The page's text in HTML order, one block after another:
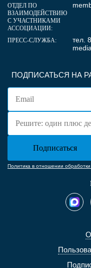
ПОДПИСАТЬСЯ НА
Политика в отношении
ОТДЕЛ ПО
ВЗАИМОДЕЙСТВИЮ
С УЧАСТНИКАМИ
АССОЦИАЦИИ:
ПРЕСС-СЛУЖБА:
тел.